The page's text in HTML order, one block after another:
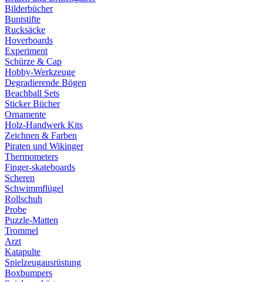
Bilderbücher
Buntstifte
Rucksäcke
Hoverboards
Experiment
Schürze & Cap
Hobby-Werkzeuge
Degradierende Bögen
Beachball Sets
Sticker Bücher
Ornamente
Holz-Handwerk Kits
Zeichnen & Farben
Piraten und Wikinger
Thermometers
Finger-skateboards
Scheren
Schwimmflügel
Rollschuh
Probe
Puzzle-Matten
Trommel
Arzt
Katapulte
Spielzeugausrüstung
Boxbumpers